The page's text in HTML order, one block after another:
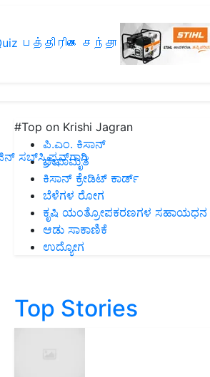
பத்திரிகை சந்தா
ಸಬ್‌ಸ್ಕ್ರಿಪ್ಷನ್‌ಗಾಗಿ
#Top on Krishi Jagran
ಪಿ.ಎಂ. ಕಿಸಾನ್
ಜೀವಾಮೃತ
ಕಿಸಾನ್ ಕ್ರೇಡಿಟ್ ಕಾರ್ಡ್
ಬೆಳೆಗಳ ರೋಗ
ಕೃಷಿ ಯಂತ್ರೋಪಕರಣಗಳ ಸಹಾಯಧನ
ಆಡು ಸಾಕಾಣಿಕೆ
ಉದ್ಯೋಗ
Top Stories